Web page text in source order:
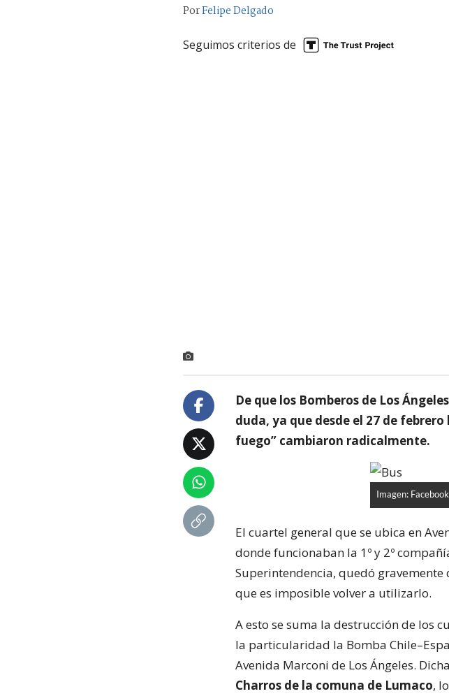
PorFelipe Delgado
Seguimos criterios de
De que los Bomberos de Los
duda, ya que desde el 27 de
fuego” cambiaron radicalmente.
Imagen: Facebook
El cuartel general que se ubica en
donde funcionaban la 1º y 2º
Superintendencia, quedó
que es imposible volver a utilizarlo.
A esto se suma la destrucción de los
la particularidad la Bomba
Avenida Marconi de Los Ángeles.
Charros de la comuna de Lumaco,